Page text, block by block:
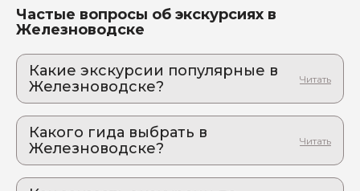
Частые вопросы об экскурсиях в
Железноводске
Какие экскурсии популярные в
Железноводске?
квест по следам любовных интриг старого
Железноводска
Фото, которым позавидуют блогеры: игровая
экскурсия с фотосессией в стиле XIX века
Какого гида выбрать в
Железноводске?